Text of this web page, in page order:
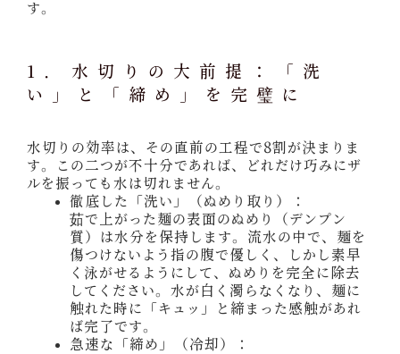
す。
1. 水切りの大前提：「洗
い」と「締め」を完璧に
水切りの効率は、その直前の工程で8割が決まりま
す。この二つが不十分であれば、どれだけ巧みにザ
ルを振っても水は切れません。
徹底した「洗い」（ぬめり取り）：
茹で上がった麺の表面のぬめり（デンプン
質）は水分を保持します。流水の中で、麺を
傷つけないよう指の腹で優しく、しかし素早
く泳がせるようにして、ぬめりを完全に除去
してください。水が白く濁らなくなり、麺に
触れた時に「キュッ」と締まった感触があれ
ば完了です。
急速な「締め」（冷却）：